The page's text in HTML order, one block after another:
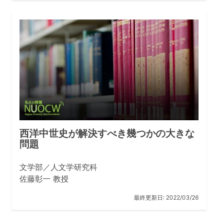
西洋中世史が解決すべき幾つかの大きな
問題
文学部／人文学研究科
佐藤彰一 教授
最終更新日: 2022/03/26